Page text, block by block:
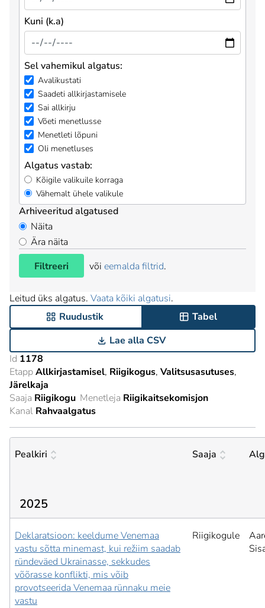
Kuni (k.a)
Sel vahemikul algatus:
Avalikustati
Saadeti allkirjastamisele
Sai allkirju
Võeti menetlusse
Menetleti lõpuni
Oli menetluses
Algatus vastab:
Kõigile valikuile korraga
Vähemalt ühele valikule
Arhiveeritud algatused
Näita
Ära näita
Filtreeri
või eemalda filtrid.
Leitud üks algatus. Vaata kõiki algatusi.
Ruudustik
Tabel
Lae alla CSV
Id 1178
EtappAllkirjastamisel Riigikogus Valitsusasutuses
Järelkaja
Saaja Riigikogu Menetleja Riigikaitsekomisjon
Kanal Rahvaalgatus
Pealkiri Saaja
2025
Deklaratsioon: keeldume Venemaa
vastu sõtta minemast, kui režiim saadab
ründeväed Ukrainasse, sekkudes
võõrasse konflikti, mis võib
provotseerida Venemaa rünnaku meie
vastu
Riigikogule